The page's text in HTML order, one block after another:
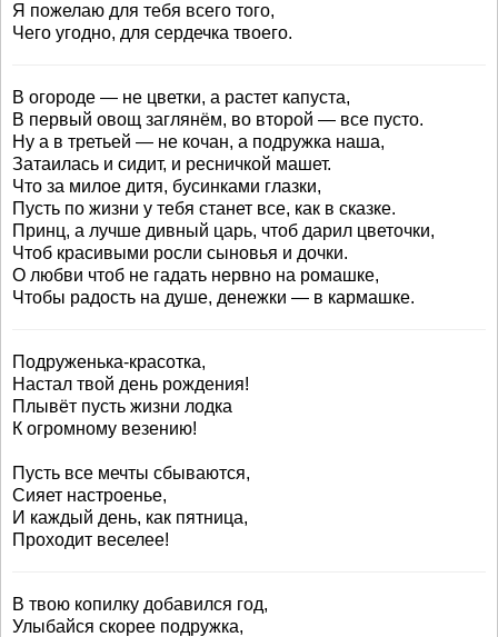
Я пожелаю для тебя всего того,
Чего угодно, для сердечка твоего.
В огороде — не цветки, а растет капуста,
В первый овощ заглянём, во второй — все пусто.
Ну а в третьей — не кочан, а подружка наша,
Затаилась и сидит, и ресничкой машет.
Что за милое дитя, бусинками глазки,
Пусть по жизни у тебя станет все, как в сказке.
Принц, а лучше дивный царь, чтоб дарил цветочки,
Чтоб красивыми росли сыновья и дочки.
О любви чтоб не гадать нервно на ромашке,
Чтобы радость на душе, денежки — в кармашке.
Подруженька-красотка,
Настал твой день рождения!
Плывёт пусть жизни лодка
К огромному везению!
Пусть все мечты сбываются,
Сияет настроенье,
И каждый день, как пятница,
Проходит веселее!
В твою копилку добавился год,
Улыбайся скорее подружка,